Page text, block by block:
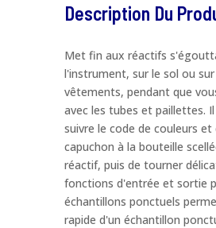
de
HACH
Prénom*
Entreprise /
La fonction*
Nom de produit*
Description Du
Met fin aux réactifs
l'instrument, sur le sol ou
vêtements, pendant que
avec les tubes et paillettes.
suivre le code de couleurs et
capuchon à la bouteille
réactif, puis de tourner
fonctions d'entrée et sortie
échantillons ponctuels
rapide d'un échantillon